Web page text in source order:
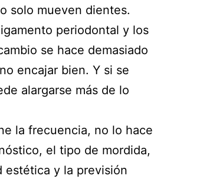
solo mueven dientes.
periodontal y los
se hace demasiado
encajar bien. Y si se
alargarse más de lo
la frecuencia, no lo hace
el tipo de mordida,
estética y la previsión